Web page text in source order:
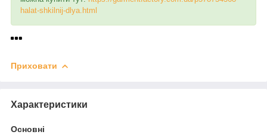
halat-shkilnij-dlya.html
Приховати
Характеристики
Основні